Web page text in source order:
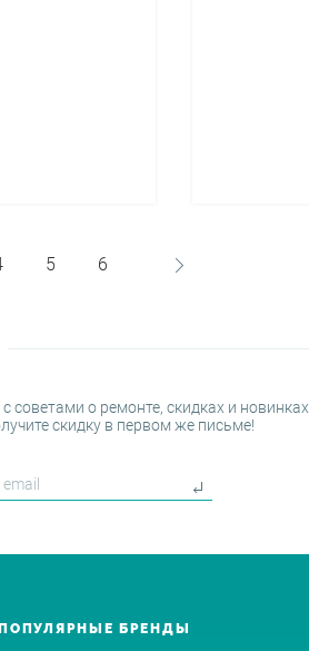
5 6
о ремонте, скидках и новинках
скидку в первом же письме!
ПОПУЛЯРНЫЕ БРЕНДЫ